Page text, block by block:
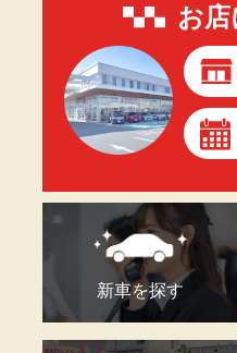
お店
新車を探す